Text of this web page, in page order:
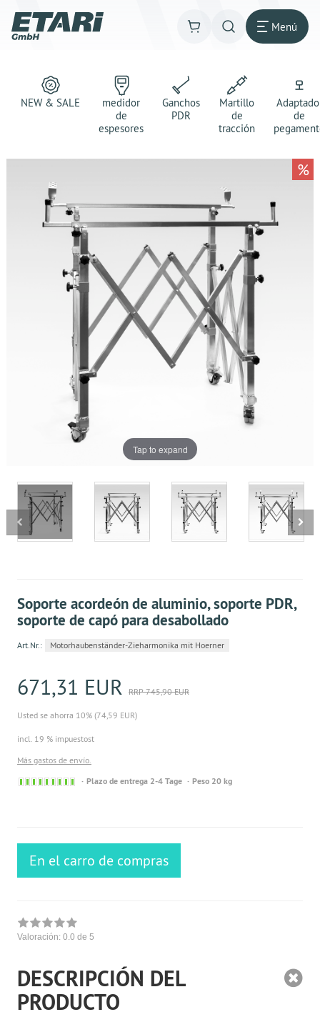
Menú
NEW & SALE
medidor
de
espesores
Ganchos
PDR
Martillo
de
tracción
de
Tap to expand
%
Soporte acordeón de aluminio, soporte PDR,
soporte de capó para desabollado
Art.Nr.: Motorhaubenständer-Zieharmonika mit Hoerner
671,31 EUR RRP 745,90 EUR
Usted se ahorra 10% (74,59 EUR)
incl. 19 % impuestost
Más gastos de envío.
Sofort
Plazo de entrega 2-4 Tage Peso 20 kg
En el carro de compras
Valoración: 0.0 de 5
DESCRIPCIÓN DEL
PRODUCTO